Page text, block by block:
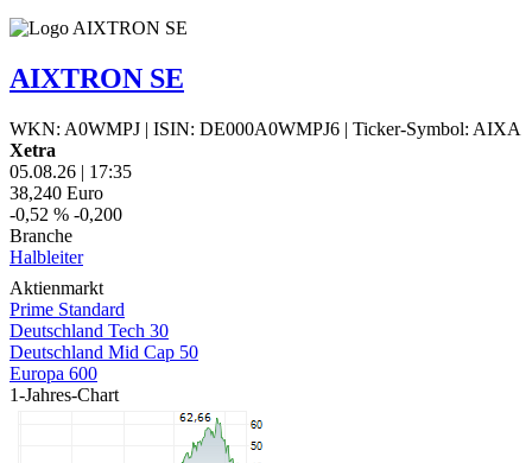
AIXTRON SE
WKN: A0WMPJ | ISIN: DE000A0WMPJ6 | Ticker-Symbol: AIXA
Xetra
05.08.26 | 17:35
38,240 Euro
-0,52 % -0,200
Branche
Halbleiter
Aktienmarkt
Prime Standard
Deutschland Tech 30
Deutschland Mid Cap 50
Europa 600
1-Jahres-Chart